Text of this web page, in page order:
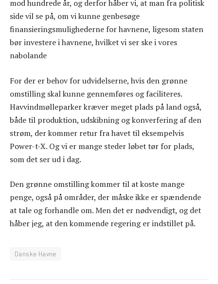
mod hundrede år, og derfor håber vi, at man fra politisk
side vil se på, om vi kunne genbesøge
finansieringsmulighederne for havnene, ligesom staten
bør investere i havnene, hvilket vi ser ske i vores
nabolande
For der er behov for udvidelserne, hvis den grønne
omstilling skal kunne gennemføres og faciliteres.
Havvindmølleparker kræver meget plads på land også,
både til produktion, udskibning og konverfering af den
strøm, der kommer retur fra havet til eksempelvis
Power-t-X. Og vi er mange steder løbet tør for plads,
som det ser ud i dag.
Den grønne omstilling kommer til at koste mange
penge, også på områder, der måske ikke er spændende
at tale og forhandle om. Men det er nødvendigt, og det
håber jeg, at den kommende regering er indstillet på.
Danske Havne